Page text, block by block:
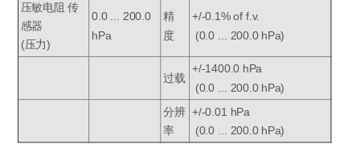
压敏电阻 传
感器
(压力)
0.0 ... 200.0
hPa
精
度
+/-0.1% of f.v.
(0.0 ... 200.0 hPa)
过载
+/-1400.0 hPa
(0.0 ... 200.0 hPa)
分辨
率
+/-0.01 hPa
(0.0 ... 200.0 hPa)